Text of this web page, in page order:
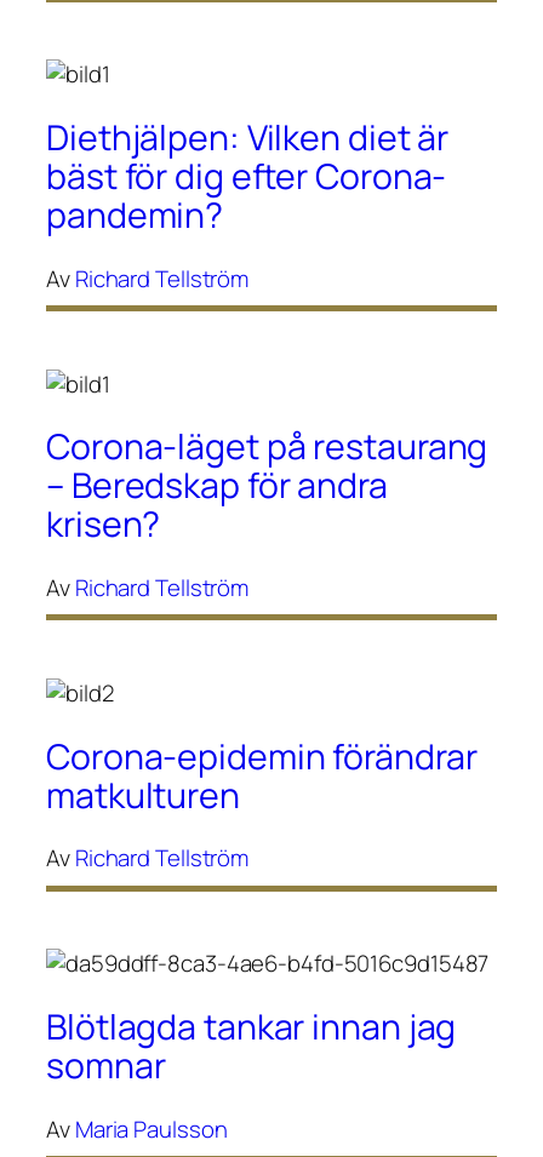
Diethjälpen: Vilken diet är
bäst för dig efter Corona-
pandemin?
AvRichard Tellström
Corona-läget på restaurang
– Beredskap för andra
krisen?
AvRichard Tellström
Corona-epidemin förändrar
matkulturen
AvRichard Tellström
Blötlagda tankar innan jag
somnar
AvMaria Paulsson